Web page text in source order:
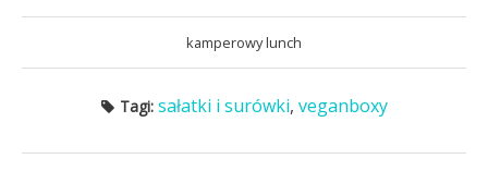
kamperowy lunch
Tagi: sałatki i surówki, veganboxy